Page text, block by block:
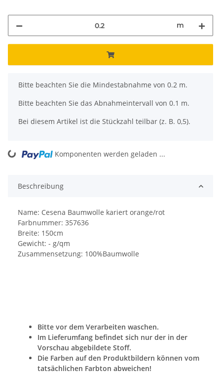
m
x
Bitte beachten Sie die Mindestabnahme von 0.2 m.
Bitte beachten Sie das Abnahmeintervall von 0.1 m.
Bei diesem Artikel ist die Stückzahl teilbar (z. B. 0,5).
Komponenten werden geladen ...
Beschreibung
Name: Cesena Baumwolle kariert orange/rot
Farbnummer: 357636
Breite: 150cm
Gewicht: - g/qm
Zusammensetzung: 100%Baumwolle
Bitte vor dem Verarbeiten waschen.
Im Lieferumfang befindet sich nur der in der
Vorschau abgebildete Stoff.
Die Farben auf den Produktbildern können vom
tatsächlichen Farbton abweichen!